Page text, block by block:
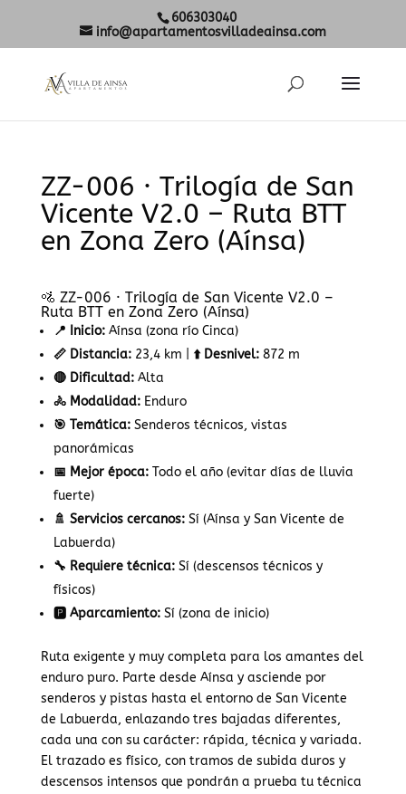
606303040
info@apartamentosvilladeainsa.com
ZZ-006 · Trilogía de San
Vicente V2.0 – Ruta BTT
en Zona Zero (Aínsa)
🚵 ZZ-006 · Trilogía de San Vicente V2.0 –
Ruta BTT en Zona Zero (Aínsa)
📍 Inicio:Aínsa (zona río Cinca)
📏 Distancia:23,4 km | ⬆️ Desnivel:872 m
🔴 Dificultad:Alta
🚴 Modalidad:Enduro
🎯 Temática:Senderos técnicos, vistas
panorámicas
📅 Mejor época:Todo el año (evitar días de lluvia
fuerte)
🚿 Servicios cercanos:Sí (Aínsa y San Vicente de
Labuerda)
🔧 Requiere técnica:Sí (descensos técnicos y
físicos)
🅿️ Aparcamiento:Sí (zona de inicio)
Ruta exigente y muy completa para los amantes del
enduro puro. Parte desde Aínsa y asciende por
senderos y pistas hasta el entorno de San Vicente
de Labuerda, enlazando tres bajadas diferentes,
cada una con su carácter: rápida, técnica y variada.
El trazado es físico, con tramos de subida duros y
descensos intensos que pondrán a prueba tu técnica